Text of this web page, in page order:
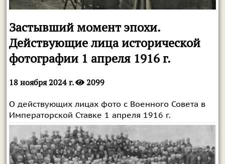
Застывший момент эпохи.
Действующие лица исторической
фотографии 1 апреля 1916 г.
18 ноября 2024 г. 2099
О действующих лицах фото с Военного Совета в
Императорской Ставке 1 апреля 1916 г.